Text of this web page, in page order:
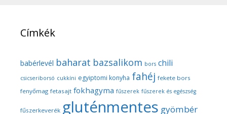
Címkék
babérlevél baharat bazsalikom bors chili
csicseriborsó cukkíni egyiptomi konyha fahéj fekete bors
fenyőmag fetasajt fokhagyma fűszerek fűszerek és egészség
fűszerkeverék gluténmentes gyömbér